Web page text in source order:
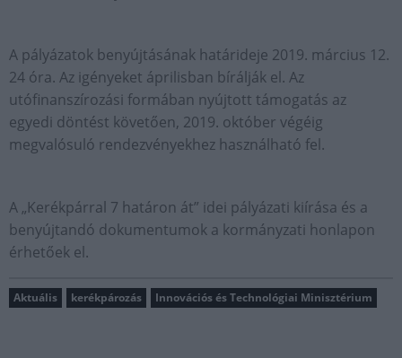
A pályázatok benyújtásának határideje 2019. március 12.
24 óra. Az igényeket áprilisban bírálják el. Az
utófinanszírozási formában nyújtott támogatás az
egyedi döntést követően, 2019. október végéig
megvalósuló rendezvényekhez használható fel.
A „Kerékpárral 7 határon át” idei pályázati kiírása és a
benyújtandó dokumentumok a kormányzati honlapon
érhetőek el.
Aktuális kerékpározás Innovációs és Technológiai Minisztérium